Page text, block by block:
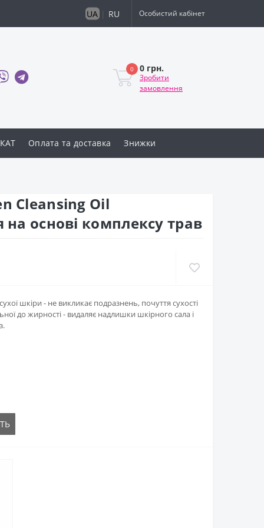
UA RU Особистий кабінет
0 0 грн.
Зробити
замовлення
Оплата та доставка Знижки
Cleansing Oil
на основі комплексу трав
шкіри - не викликає подразнень, почуття сухості
до жирності - видаляє надлишки шкірного сала і